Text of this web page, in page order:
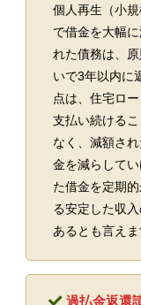
個人再生（小
で借金を大幅
れた債務は、
いで3年以内に
点は、住宅ロ
支払い続ける
なく、減額さ
金を減らして
た借金を定期
る安定した収
あるとも言えま
過払金返還